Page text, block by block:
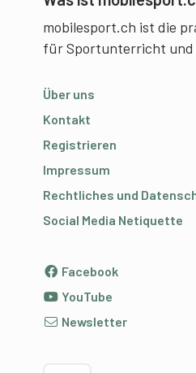
mobilesport.ch ist die
für Sportunterricht und
Über uns
Kontakt
Registrieren
Impressum
Rechtliches und
Social Media Netiquette
Facebook
YouTube
Newsletter